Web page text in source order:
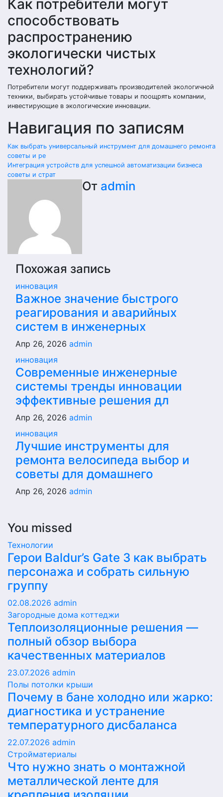
Как потребители могут
способствовать
распространению
экологически чистых
технологий?
Потребители могут поддерживать производителей экологичной
техники, выбирать устойчивые товары и поощрять компании,
инвестирующие в экологические инновации.
Навигация по записям
Как выбрать универсальный инструмент для домашнего ремонта
советы и ре
Интеграция устройств для успешной автоматизации бизнеса
советы и страт
От admin
Похожая запись
инновация
Важное значение быстрого
реагирования и аварийных
систем в инженерных
Апр 26, 2026 admin
инновация
Современные инженерные
системы тренды инновации
эффективные решения дл
Апр 26, 2026 admin
инновация
Лучшие инструменты для
ремонта велосипеда выбор и
советы для домашнего
Апр 26, 2026 admin
You missed
Технологии
Герои Baldur’s Gate 3 как выбрать
персонажа и собрать сильную
группу
02.08.2026 admin
Загородные дома коттеджи
Теплоизоляционные решения —
полный обзор выбора
качественных материалов
23.07.2026 admin
Полы потолки крыши
Почему в бане холодно или жарко:
диагностика и устранение
температурного дисбаланса
22.07.2026 admin
Стройматериалы
Что нужно знать о монтажной
металлической ленте для